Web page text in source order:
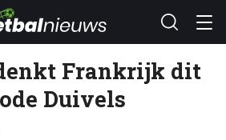
Frankrijk dit
Duivels